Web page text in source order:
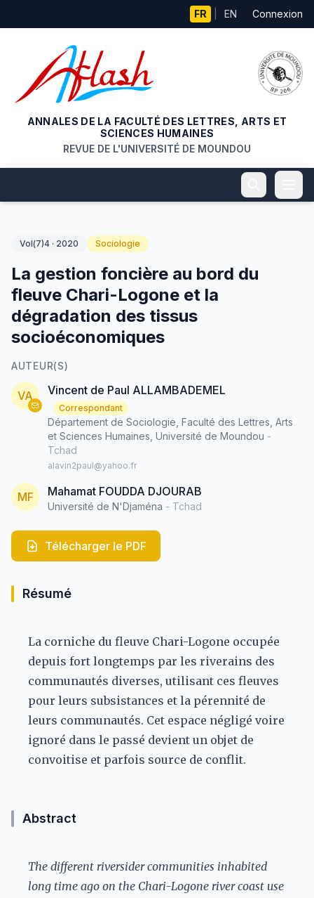
FR EN Connexion
ANNALES DE LA FACULTÉ DES LETTRES, ARTS ET
SCIENCES HUMAINES
REVUE DE L'UNIVERSITÉ DE MOUNDOU
Vol(7)4 · 2020 Sociologie
La gestion foncière au bord du
fleuve Chari-Logone et la
dégradation des tissus
socioéconomiques
AUTEUR(S)
VA Vincent de Paul ALLAMBADEMEL
Correspondant
Département de Sociologie, Faculté des Lettres, Arts
et Sciences Humaines, Université de Moundou -
Tchad
alavin2paul@yahoo.fr
MF Mahamat FOUDDA DJOURAB
Université de N'Djaména - Tchad
Télécharger le PDF
Résumé
La corniche du fleuve Chari-Logone occupée
depuis fort longtemps par les riverains des
communautés diverses, utilisant ces fleuves
pour leurs subsistances et la pérennité de
leurs communautés. Cet espace négligé voire
ignoré dans le passé devient un objet de
convoitise et parfois source de conflit.
Abstract
The different riversider communities inhabited
long time ago on the Chari-Logone river coast use